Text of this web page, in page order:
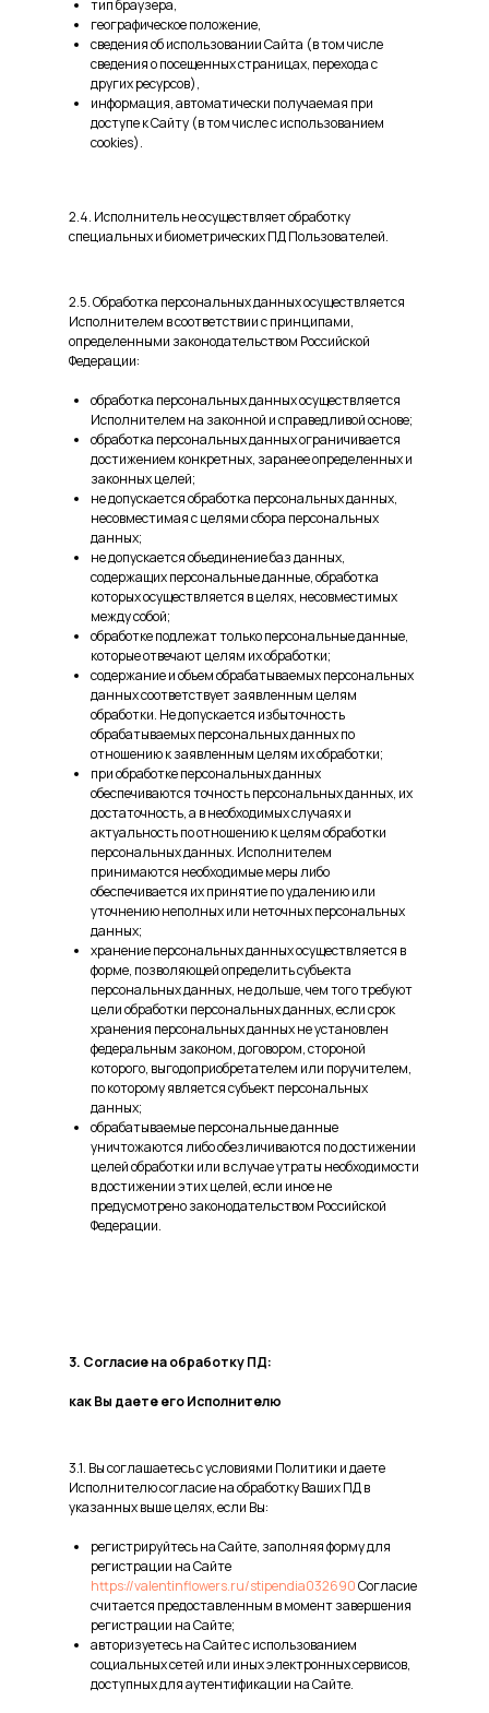
тип браузера,
географическое положение,
сведения об использовании Сайта (в том числе
сведения о посещенных страницах, перехода с
других ресурсов),
информация, автоматически получаемая при
доступе к Сайту (в том числе с использованием
cookies).
2.4. Исполнитель не осуществляет обработку
специальных и биометрических ПД Пользователей.
2.5. Обработка персональных данных осуществляется
Исполнителем в соответствии с принципами,
определенными законодательством Российской
Федерации:
обработка персональных данных осуществляется
Исполнителем на законной и справедливой основе;
обработка персональных данных ограничивается
достижением конкретных, заранее определенных и
законных целей;
не допускается обработка персональных данных,
несовместимая с целями сбора персональных
данных;
не допускается объединение баз данных,
содержащих персональные данные, обработка
которых осуществляется в целях, несовместимых
между собой;
обработке подлежат только персональные данные,
которые отвечают целям их обработки;
содержание и объем обрабатываемых персональных
данных соответствует заявленным целям
обработки. Не допускается избыточность
обрабатываемых персональных данных по
отношению к заявленным целям их обработки;
при обработке персональных данных
обеспечиваются точность персональных данных, их
достаточность, а в необходимых случаях и
актуальность по отношению к целям обработки
персональных данных. Исполнителем
принимаются необходимые меры либо
обеспечивается их принятие по удалению или
уточнению неполных или неточных персональных
данных;
хранение персональных данных осуществляется в
форме, позволяющей определить субъекта
персональных данных, не дольше, чем того требуют
цели обработки персональных данных, если срок
хранения персональных данных не установлен
федеральным законом, договором, стороной
которого, выгодоприобретателем или поручителем,
по которому является субъект персональных
данных;
обрабатываемые персональные данные
уничтожаются либо обезличиваются по достижении
целей обработки или в случае утраты необходимости
в достижении этих целей, если иное не
предусмотрено законодательством Российской
Федерации.
3. Согласие на обработку ПД:
как Вы даете его Исполнителю
3.1. Вы соглашаетесь с условиями Политики и даете
Исполнителю согласие на обработку Ваших ПД в
указанных выше целях, если Вы:
регистрируйтесь на Сайте, заполняя форму для
регистрации на Сайте
https://valentinflowers.ru/stipendia032690Согласие
считается предоставленным в момент завершения
регистрации на Сайте;
авторизуетесь на Сайте с использованием
социальных сетей или иных электронных сервисов,
доступных для аутентификации на Сайте.